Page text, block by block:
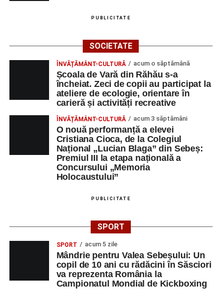
PUBLICITATE
SOCIETATE
ÎNVĂȚĂMÂNT-CULTURĂ acum o săptămână
Școala de Vară din Răhău s-a
încheiat. Zeci de copii au participat la
ateliere de ecologie, orientare în
carieră și activități recreative
ÎNVĂȚĂMÂNT-CULTURĂ acum 3 săptămâni
O nouă performanță a elevei
Cristiana Cioca, de la Colegiul
Național „Lucian Blaga” din Sebeș:
Premiul III la etapa națională a
Concursului „Memoria
Holocaustului”
PUBLICITATE
SPORT
SPORT acum 5 zile
Mândrie pentru Valea Sebeșului: Un
copil de 10 ani cu rădăcini în Săsciori
va reprezenta România la
Campionatul Mondial de Kickboxing